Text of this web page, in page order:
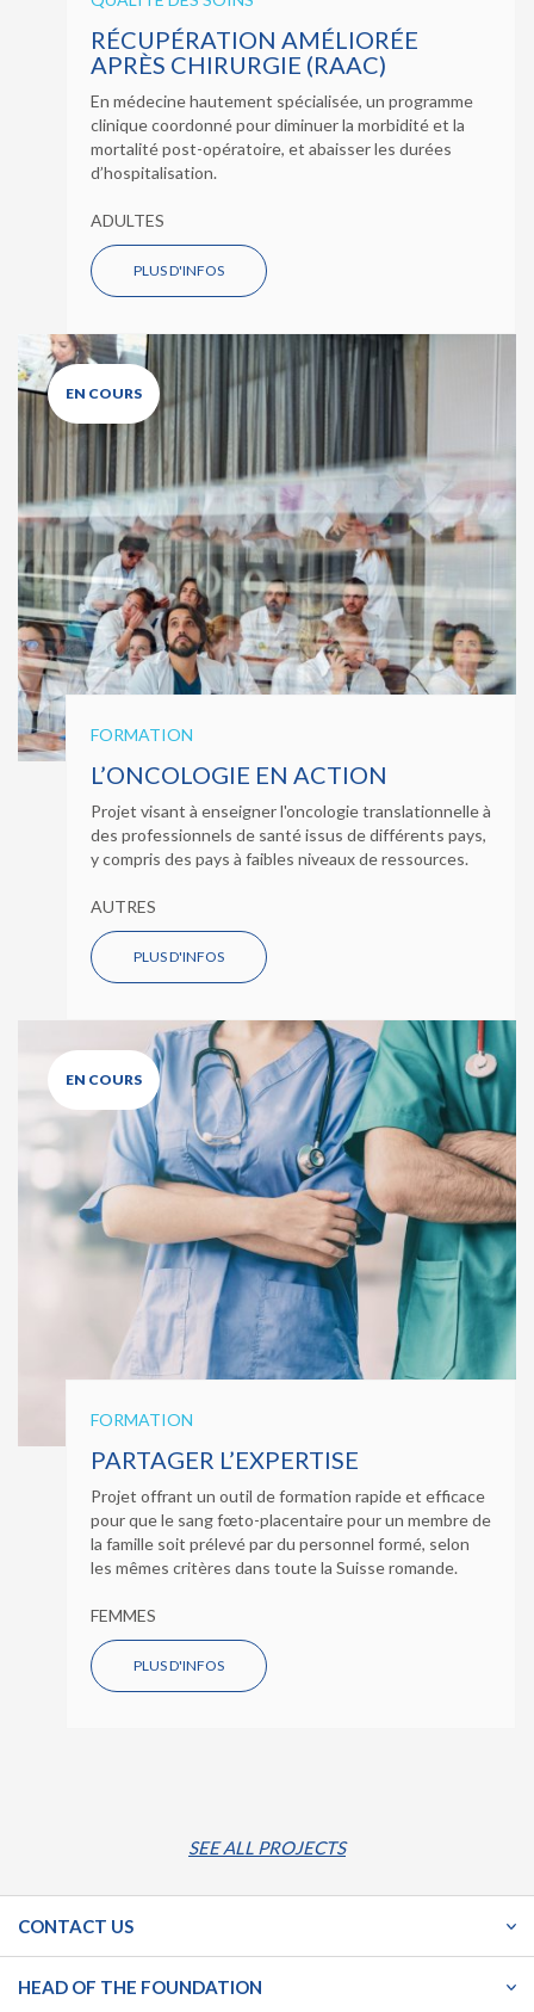
RÉCUPÉRATION AMÉLIORÉE
APRÈS CHIRURGIE (RAAC)
En médecine hautement spécialisée, un programme
clinique coordonné pour diminuer la morbidité et la
mortalité post-opératoire, et abaisser les durées
d’hospitalisation.
ADULTES
PLUS D'INFOS
EN COURS
FORMATION
L’ONCOLOGIE EN ACTION
Projet visant à enseigner l'oncologie translationnelle à
des professionnels de santé issus de différents pays,
y compris des pays à faibles niveaux de ressources.
AUTRES
PLUS D'INFOS
EN COURS
FORMATION
PARTAGER L’EXPERTISE
Projet offrant un outil de formation rapide et efficace
pour que le sang fœto-placentaire pour un membre de
la famille soit prélevé par du personnel formé, selon
les mêmes critères dans toute la Suisse romande.
FEMMES
PLUS D'INFOS
SEE ALL PROJECTS
CONTACT US
HEAD OF THE FOUNDATION